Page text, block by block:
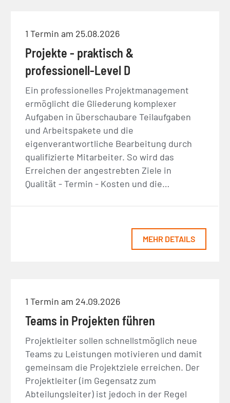
1 Termin am 25.08.2026
Projekte - praktisch &
professionell-Level D
Ein professionelles Projektmanagement
ermöglicht die Gliederung komplexer
Aufgaben in überschaubare Teilaufgaben
und Arbeitspakete und die
eigenverantwortliche Bearbeitung durch
qualifizierte Mitarbeiter. So wird das
Erreichen der angestrebten Ziele in
Qualität - Termin - Kosten und die…
MEHR DETAILS
1 Termin am 24.09.2026
Teams in Projekten führen
Projektleiter sollen schnellstmöglich neue
Teams zu Leistungen motivieren und damit
gemeinsam die Projektziele erreichen. Der
Projektleiter (im Gegensatz zum
Abteilungsleiter) ist jedoch in der Regel